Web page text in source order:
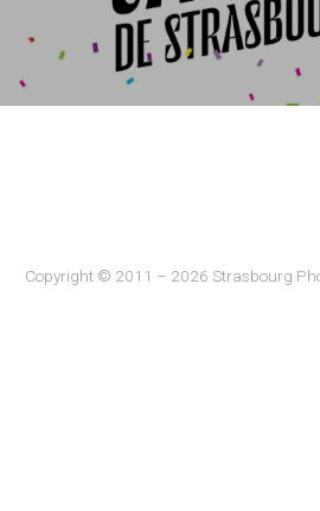
Copyright © 2011 – 2026 Strasbourg